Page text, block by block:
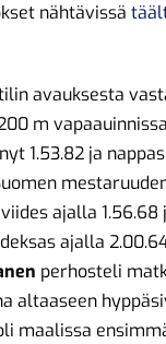
nähtävissä
avauksesta
m vapaauinnissa
1.53.82 ja
ajalla 1.56.68
ajalla
perhosteli
altaaseen
maalissa